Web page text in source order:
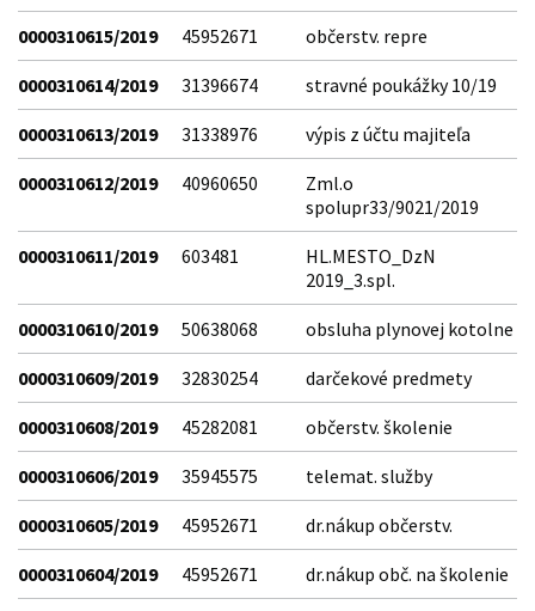
0000310615/2019 45952671 občerstv. repre
0000310614/2019 31396674 stravné poukážky 10/19
0000310613/2019 31338976 výpis z účtu majiteľa
0000310612/2019 40960650
Zml.o
spolupr33/9021/2019
0000310611/2019 603481
HL.MESTO_DzN
2019_3.spl.
0000310610/2019 50638068 obsluha plynovej kotolne
0000310609/2019 32830254 darčekové predmety
0000310608/2019 45282081 občerstv. školenie
0000310606/2019 35945575 telemat. služby
0000310605/2019 45952671 dr.nákup občerstv.
0000310604/2019 45952671 dr.nákup obč. na školenie